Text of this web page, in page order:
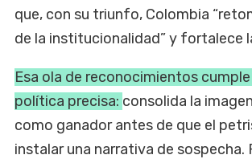
que, con su triunfo, Colombia
de la institucionalidad” y fortalece
Esa ola de reconocimientos
política precisa: consolida la
como ganador antes de que el
instalar una narrativa de